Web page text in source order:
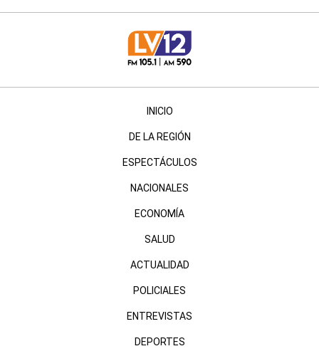
INICIO
DE LA REGIÓN
ESPECTÁCULOS
NACIONALES
ECONOMÍA
SALUD
ACTUALIDAD
POLICIALES
ENTREVISTAS
DEPORTES